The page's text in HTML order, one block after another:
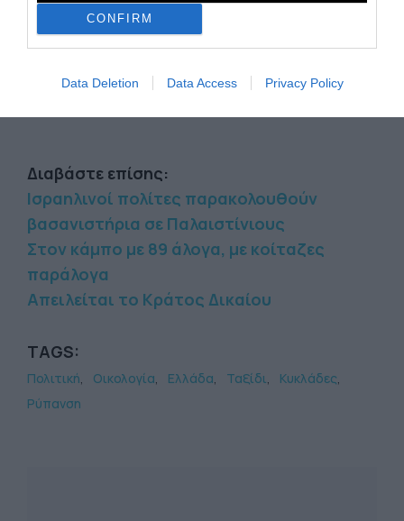
CONFIRM
Data Deletion Data Access Privacy Policy
Διαβάστε επίσης:
Ισραηλινοί πολίτες παρακολουθούν
βασανιστήρια σε Παλαιστίνιους
Στον κάμπο με 89 άλογα, με κοίταζες
παράλογα
Απειλείται το Κράτος Δικαίου
TAGS:
Πολιτική Οικολογία Ελλάδα Ταξίδι
Κυκλάδες
Ρύπανση